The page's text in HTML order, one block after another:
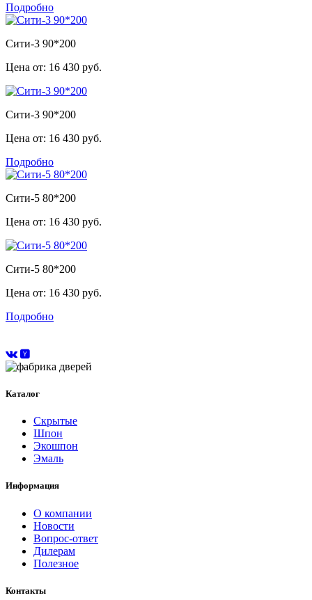
Подробно
Сити-3 90*200
Цена от: 16 430 руб.
Сити-3 90*200
Цена от: 16 430 руб.
Подробно
Сити-5 80*200
Цена от: 16 430 руб.
Сити-5 80*200
Цена от: 16 430 руб.
Подробно
Каталог
Скрытые
Шпон
Экошпон
Эмаль
Информация
О компании
Новости
Вопрос-ответ
Дилерам
Полезное
Контакты